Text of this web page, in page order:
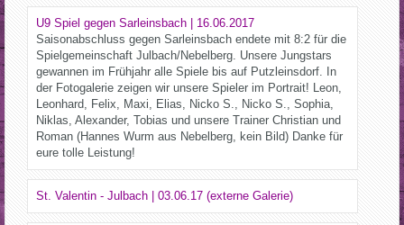
U9 Spiel gegen Sarleinsbach | 16.06.2017
Saisonabschluss gegen Sarleinsbach endete mit 8:2 für die
Spielgemeinschaft Julbach/Nebelberg. Unsere Jungstars
gewannen im Frühjahr alle Spiele bis auf Putzleinsdorf. In
der Fotogalerie zeigen wir unsere Spieler im Portrait! Leon,
Leonhard, Felix, Maxi, Elias, Nicko S., Nicko S., Sophia,
Niklas, Alexander, Tobias und unsere Trainer Christian und
Roman (Hannes Wurm aus Nebelberg, kein Bild) Danke für
eure tolle Leistung!
St. Valentin - Julbach | 03.06.17 (externe Galerie)